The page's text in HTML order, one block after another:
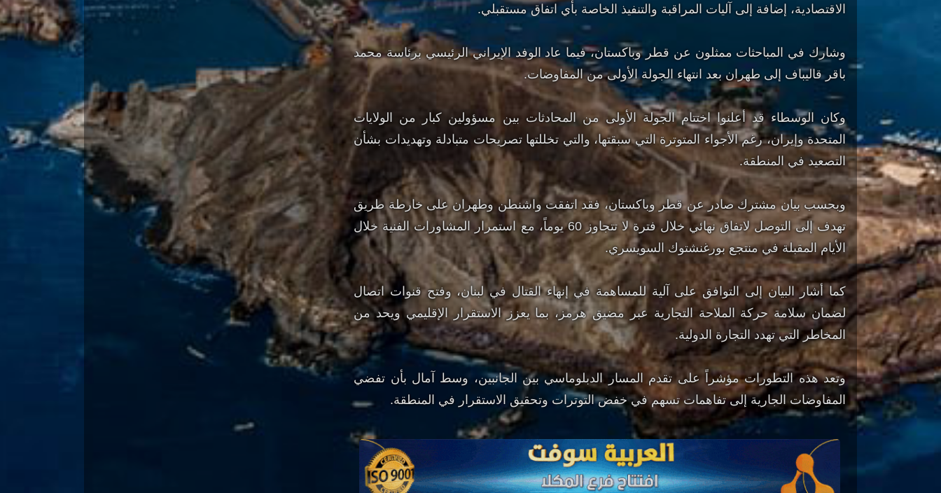
الاقتصادية، إضافة إلى آليات المراقبة والتنفيذ الخاصة بأي اتفاق مستقبلي.
وشارك في المباحثات ممثلون عن قطر وباكستان، فيما عاد الوفد الإيراني الرئيسي برئاسة محمد
باقر قاليباف إلى طهران بعد انتهاء الجولة الأولى من المفاوضات.
وكان الوسطاء قد أعلنوا اختتام الجولة الأولى من المحادثات بين مسؤولين كبار من الولايات
المتحدة وإيران، رغم الأجواء المتوترة التي سبقتها، والتي تخللتها تصريحات متبادلة وتهديدات بشأن
التصعيد في المنطقة.
وبحسب بيان مشترك صادر عن قطر وباكستان، فقد اتفقت واشنطن وطهران على خارطة طريق
تهدف إلى التوصل لاتفاق نهائي خلال فترة لا تتجاوز 60 يوماً، مع استمرار المشاورات الفنية خلال
الأيام المقبلة في منتجع بورغنشتوك السويسري.
كما أشار البيان إلى التوافق على آلية للمساهمة في إنهاء القتال في لبنان، وفتح قنوات اتصال
لضمان سلامة حركة الملاحة التجارية عبر مضيق هرمز، بما يعزز الاستقرار الإقليمي ويحد من
المخاطر التي تهدد التجارة الدولية.
وتعد هذه التطورات مؤشراً على تقدم المسار الدبلوماسي بين الجانبين، وسط آمال بأن تفضي
المفاوضات الجارية إلى تفاهمات تسهم في خفض التوترات وتحقيق الاستقرار في المنطقة.